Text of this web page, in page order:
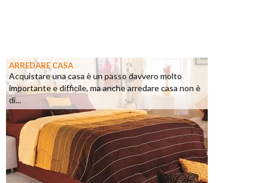
ARREDARE CASA
Acquistare una casa è un passo davvero molto
importante e difficile, ma anche arredare casa non è
di...